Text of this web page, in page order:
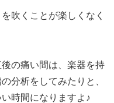
吹くことが楽しくなく
の痛い間は、楽器を持
分析をしてみたりと、
時間になりますよ♪